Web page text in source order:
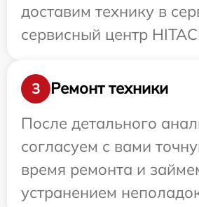
доставим технику в
сервисный центр
3
Ремонт техники
После детального
согласуем с вами
время ремонта и
устранением